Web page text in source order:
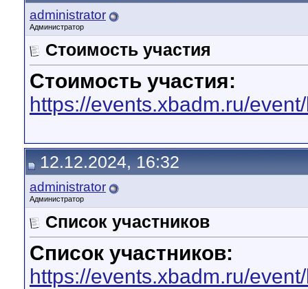
administrator
Администратор
Стоимость участия
Стоимость участия:
https://events.xbadm.ru/
12.12.2024, 16:32
administrator
Администратор
Список участников
Список участников:
https://events.xbadm.ru/